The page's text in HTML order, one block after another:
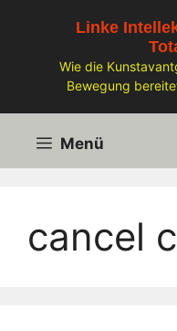
Linke
Wie die
Bewegung
Menü
cancel